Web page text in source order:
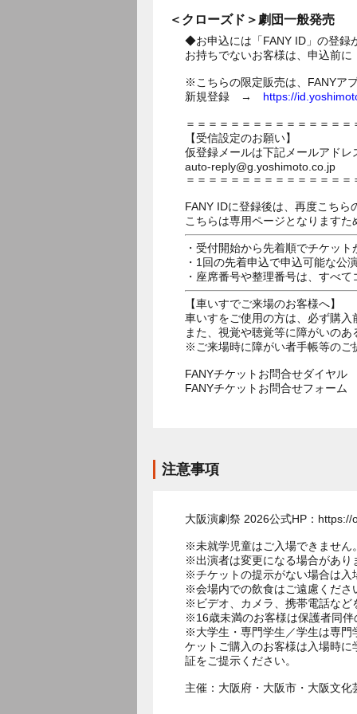
＜クローズド＞劇団一般発売
◆お申込には「FANY ID」の登録
お持ちでないお客様は、申込前
※こちらの限定販売は、FANYア
新規登録 → https://
＝＝＝＝＝＝＝＝＝＝＝＝＝＝＝
【受信設定のお願い】
仮登録メールは下記メールアドレ
auto-reply@g.yoshimoto.co.jp
＝＝＝＝＝＝＝＝＝＝＝＝＝＝＝
FANY IDに登録後は、再度こち
こちらは専用ページとなります
・受付開始から先着順でチケッ
・1回の先着申込で申込可能な公
・座席番号や整理番号は、すべ
【車いすでご来場のお客様へ】
車いすをご使用の方は、必ず購
また、視覚や聴覚等に障がいの
※ご来場時に障がい者手帳等のご
FANYチケットお問合せダイヤ
FANYチケットお問合せフォー
注意事項
大阪演劇祭 2026公式HP：
※未就学児童はご入場できません
※出演者は変更になる場合があり
※チケットの提示がない場合は入
※会場内での飲食はご遠慮くださ
※ビデオ、カメラ、携帯電話など
※16歳未満のお客様は保護者同
※大学生・専門学生／学生は専門
ケットご購入のお客様は入場時
証をご提示ください。
主催：大阪府・大阪市・大阪文化